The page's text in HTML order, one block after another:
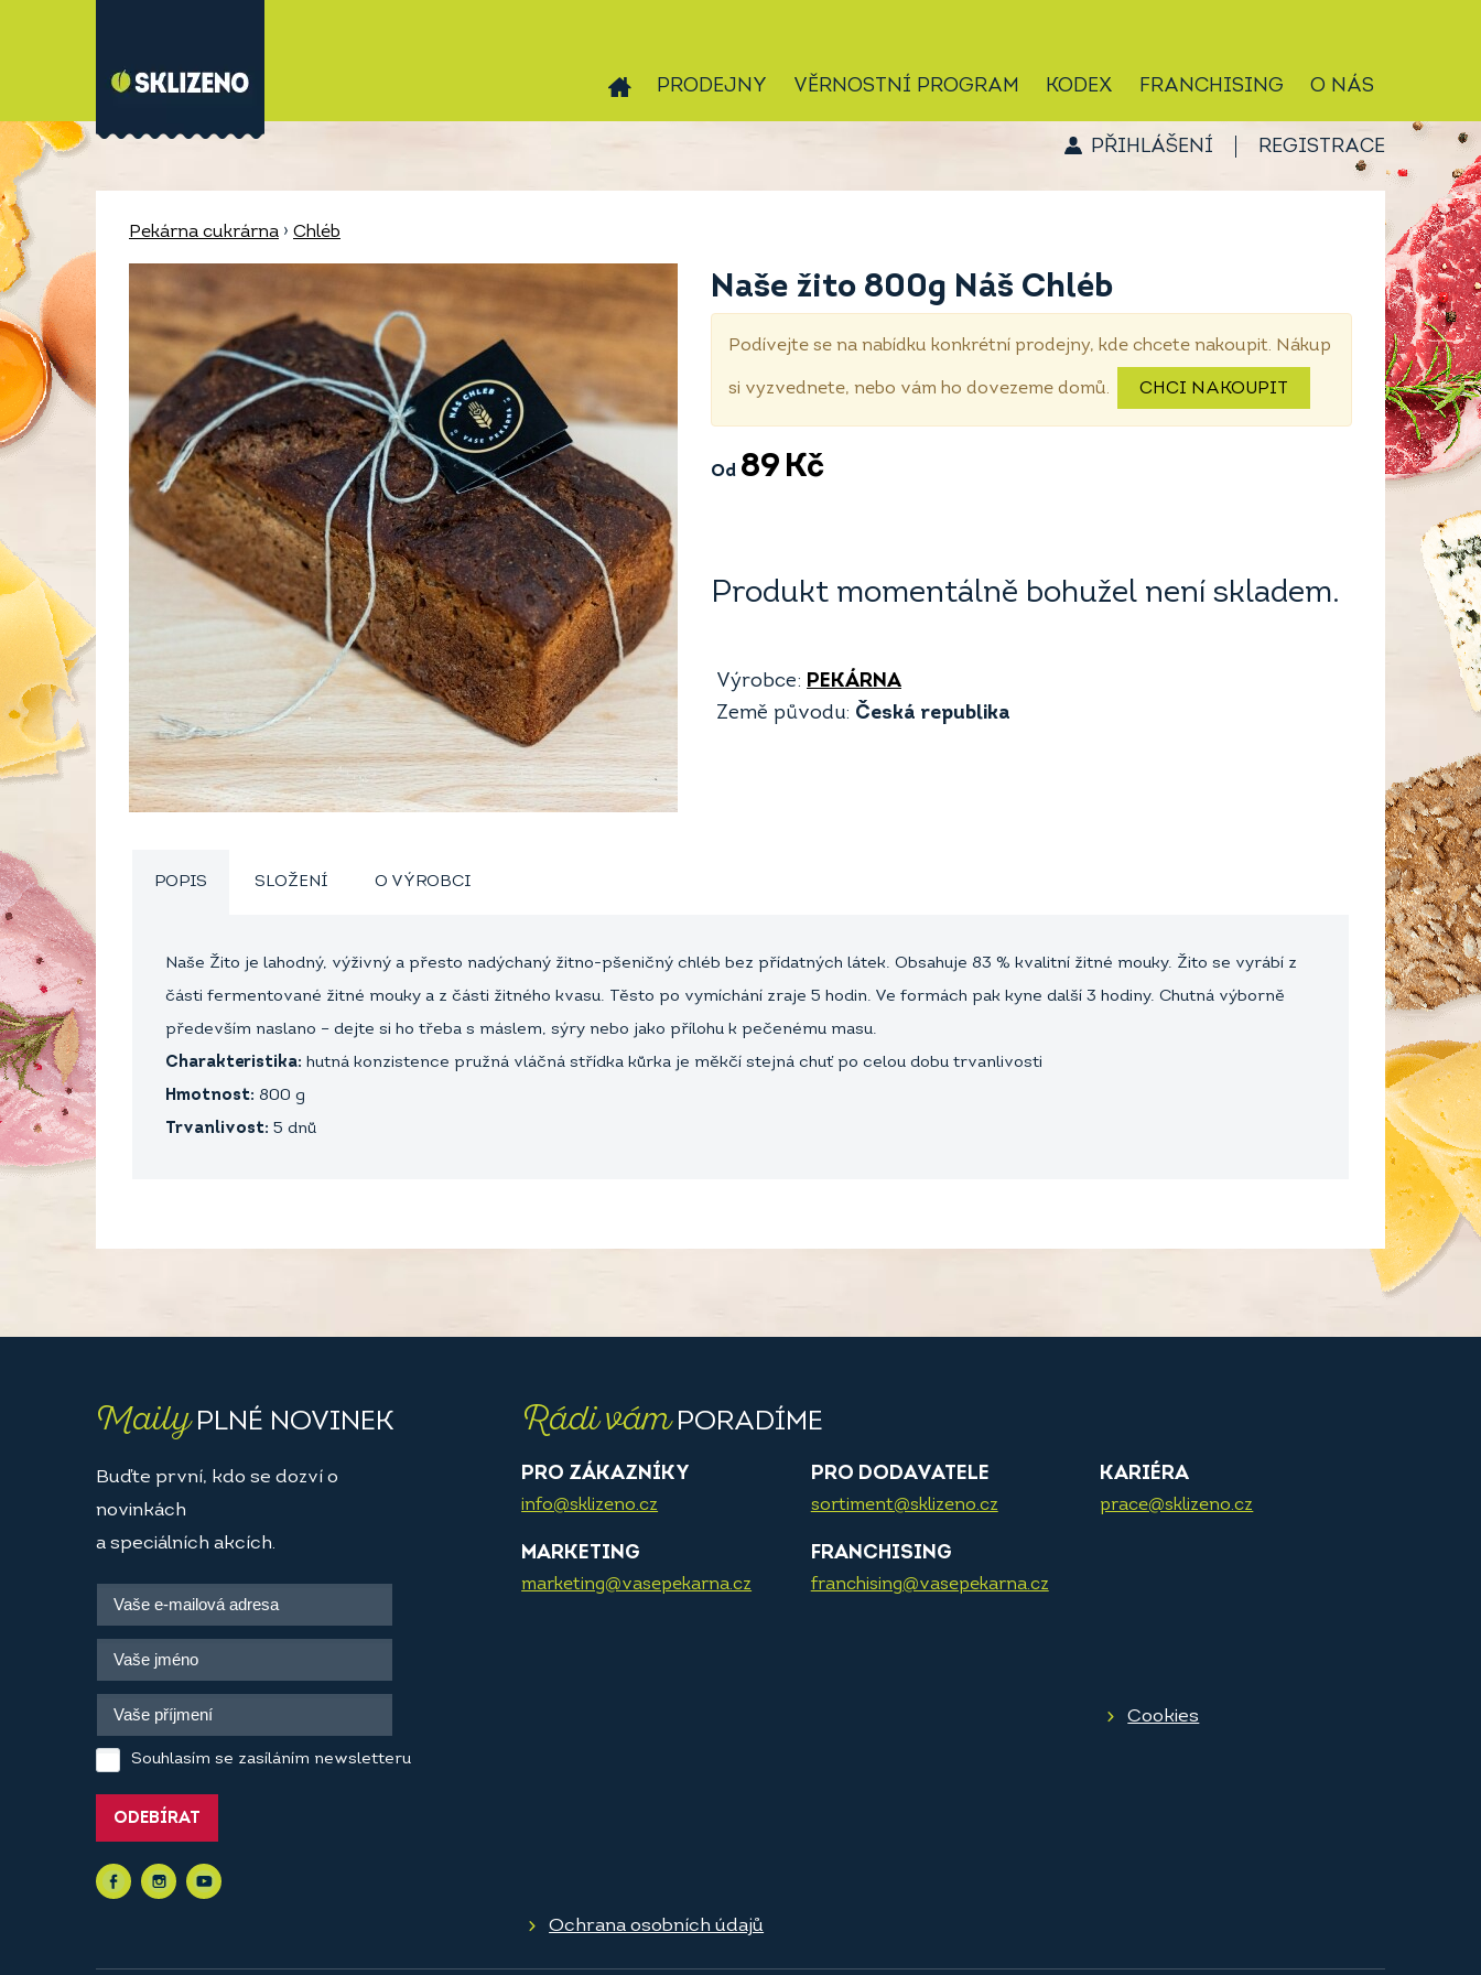
PRODEJNY VĚRNOSTNÍ PROGRAM KODEX FRANCHISING O NÁS
PŘIHLÁŠENÍ REGISTRACE
Pekárna cukrárna › Chléb
Naše žito 800g Náš Chléb
Podívejte se na nabídku konkrétní prodejny, kde chcete nakoupit. Nákup
si vyzvednete, nebo vám ho dovezeme domů. CHCI NAKOUPIT
Od 89 Kč
Produkt momentálně bohužel není skladem.
Výrobce: PEKÁRNA
Země původu: Česká republika
POPIS SLOŽENÍ O VÝROBCI
Naše Žito je lahodný, výživný a přesto nadýchaný žitno-pšeničný chléb bez přídatných látek. Obsahuje 83 % kvalitní žitné mouky. Žito se vyrábí z
části fermentované žitné mouky a z části žitného kvasu. Těsto po vymíchání zraje 5 hodin. Ve formách pak kyne další 3 hodiny. Chutná výborně
především naslano – dejte si ho třeba s máslem, sýry nebo jako přílohu k pečenému masu.
Charakteristika: hutná konzistence pružná vláčná střídka kůrka je měkčí stejná chuť po celou dobu trvanlivosti
Hmotnost: 800 g
Trvanlivost: 5 dnů
MailyPLNÉ NOVINEK
Buďte první, kdo se dozví o
novinkách
a speciálních akcích.
Souhlasím se zasíláním newsletteru
ODEBÍRAT
Rádi vámPORADÍME
PRO ZÁKAZNÍKY
info@sklizeno.cz
PRO DODAVATELE
sortiment@sklizeno.cz
KARIÉRA
prace@sklizeno.cz
MARKETING
marketing@vasepekarna.cz
FRANCHISING
franchising@vasepekarna.cz
Cookies
Ochrana osobních údajů